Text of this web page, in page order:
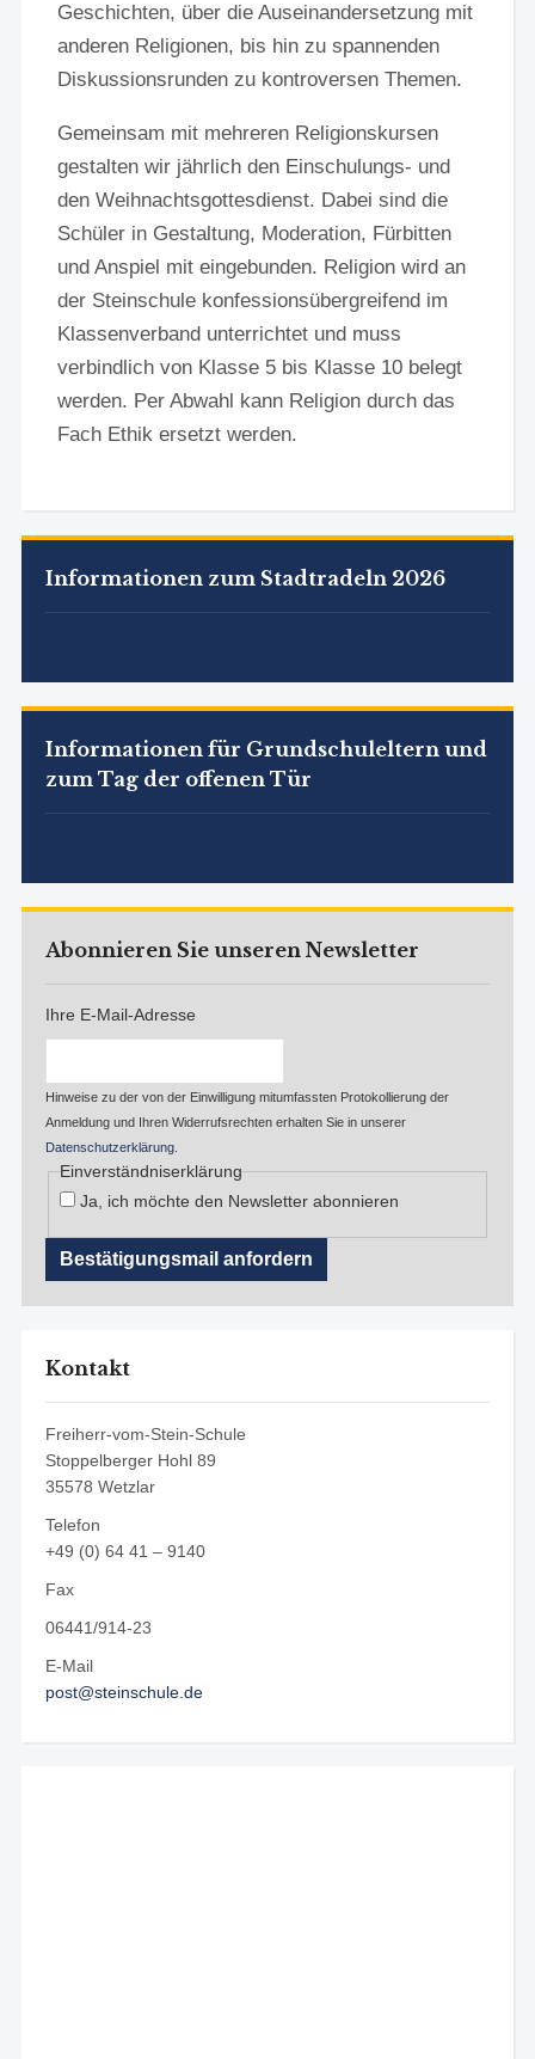
Geschichten, über die Auseinandersetzung mit
anderen Religionen, bis hin zu spannenden
Diskussionsrunden zu kontroversen Themen.
Gemeinsam mit mehreren Religionskursen
gestalten wir jährlich den Einschulungs- und
den Weihnachtsgottesdienst. Dabei sind die
Schüler in Gestaltung, Moderation, Fürbitten
und Anspiel mit eingebunden. Religion wird an
der Steinschule konfessionsübergreifend im
Klassenverband unterrichtet und muss
verbindlich von Klasse 5 bis Klasse 10 belegt
werden. Per Abwahl kann Religion durch das
Fach Ethik ersetzt werden.
Informationen zum Stadtradeln 2026
Informationen für Grundschuleltern und
zum Tag der offenen Tür
Abonnieren Sie unseren Newsletter
Ihre E-Mail-Adresse
Hinweise zu der von der Einwilligung mitumfassten Protokollierung der
Anmeldung und Ihren Widerrufsrechten erhalten Sie in unserer
Datenschutzerklärung.
Einverständniserklärung
Ja, ich möchte den Newsletter abonnieren
Kontakt
Freiherr-vom-Stein-Schule
Stoppelberger Hohl 89
35578 Wetzlar
Telefon
+49 (0) 64 41 – 9140
Fax
06441/914-23
E-Mail
post@steinschule.de